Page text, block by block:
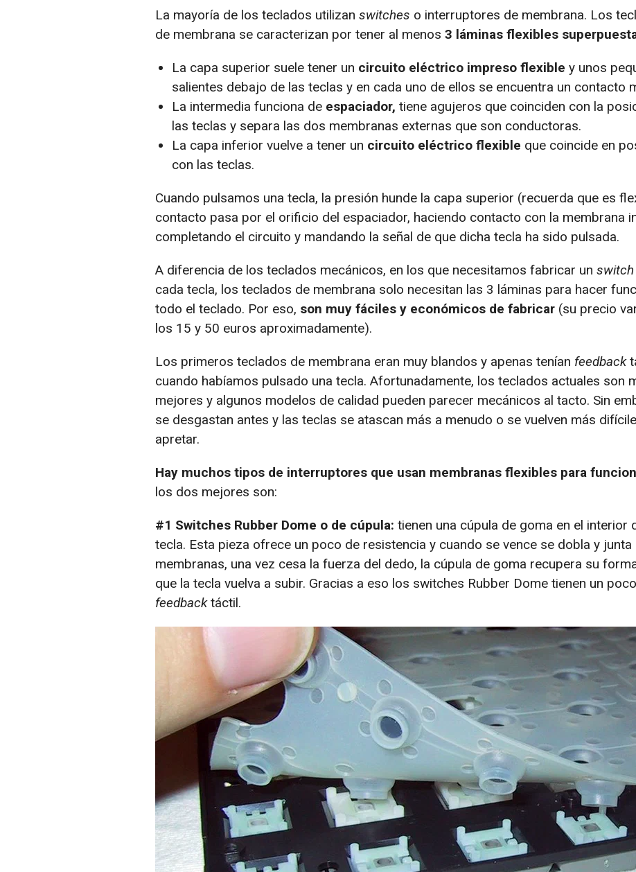
La mayoría de los teclados utilizan switches o interruptores de membrana. Los
de membrana se caracterizan por tener al menos 3 láminas flexibles
La capa superior suele tener un circuito eléctrico impreso flexible y unos
salientes debajo de las teclas y en cada uno de ellos se encuentra un contacto
La intermedia funciona de espaciador, tiene agujeros que coinciden con la
las teclas y separa las dos membranas externas que son conductoras.
La capa inferior vuelve a tener un circuito eléctrico flexible que coincide en
con las teclas.
Cuando pulsamos una tecla, la presión hunde la capa superior (recuerda que es
contacto pasa por el orificio del espaciador, haciendo contacto con la membrana
completando el circuito y mandando la señal de que dicha tecla ha sido pulsada.
A diferencia de los teclados mecánicos, en los que necesitamos fabricar un switch
cada tecla, los teclados de membrana solo necesitan las 3 láminas para hacer
todo el teclado. Por eso, son muy fáciles y económicos de fabricar (su precio
los 15 y 50 euros aproximadamente).
Los primeros teclados de membrana eran muy blandos y apenas tenían feedback
cuando habíamos pulsado una tecla. Afortunadamente, los teclados actuales son
mejores y algunos modelos de calidad pueden parecer mecánicos al tacto. Sin
se desgastan antes y las teclas se atascan más a menudo o se vuelven más
apretar.
Hay muchos tipos de interruptores que usan membranas flexibles para
los dos mejores son:
#1 Switches Rubber Dome o de cúpula: tienen una cúpula de goma en el interior
tecla. Esta pieza ofrece un poco de resistencia y cuando se vence se dobla y junta
membranas, una vez cesa la fuerza del dedo, la cúpula de goma recupera su
que la tecla vuelva a subir. Gracias a eso los switches Rubber Dome tienen un
feedbacktáctil.